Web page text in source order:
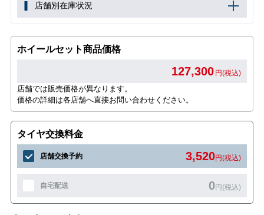
店舗別在庫状況
ホイールセット商品価格
127,300 円(税込)
店舗では販売価格が異なります。
価格の詳細は各店舗へ直接お問い合わせください。
タイヤ交換料金
店舗交換予約 3,520円(税込)
自宅配送 0円(税込)